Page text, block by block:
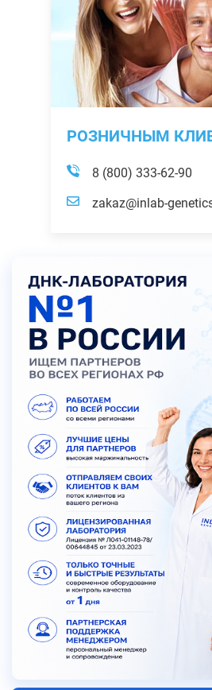
РОЗНИЧНЫМ
8 (800) 333-62-90
zakaz@inlab-